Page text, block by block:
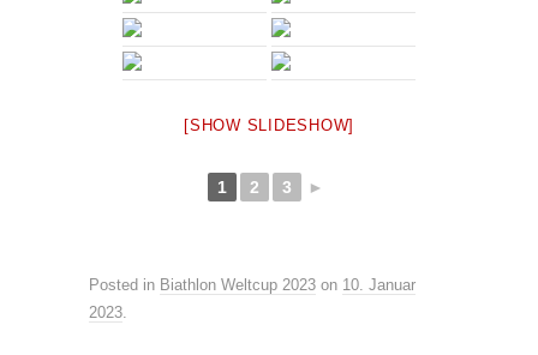
[SHOW SLIDESHOW]
1 2 3 ►
Posted in Biathlon Weltcup 2023 on 10. Januar
2023